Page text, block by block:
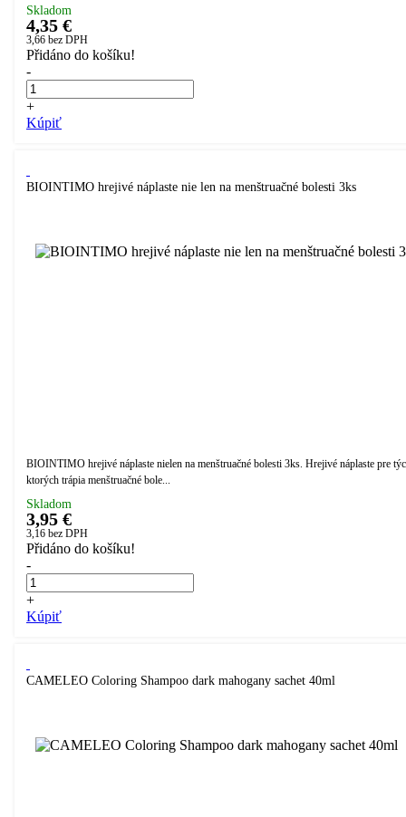
Skladom
4,35 €
3,66 bez DPH
Přidáno do košíku!
-
+
Kúpiť
BIOINTIMO hrejivé náplaste nie len na menštruačné bolesti 3ks
BIOINTIMO hrejivé náplaste nielen na menštruačné bolesti 3ks. Hrejivé náplaste pre
ktorých trápia menštruačné bole...
Skladom
3,95 €
3,16 bez DPH
Přidáno do košíku!
-
+
Kúpiť
CAMELEO Coloring Shampoo dark mahogany sachet 40ml